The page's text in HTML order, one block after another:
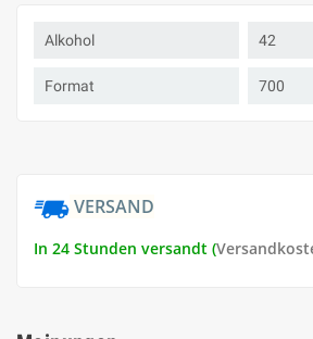
Alkohol 42
Format 700
VERSAND
In 24 Stunden versandt (